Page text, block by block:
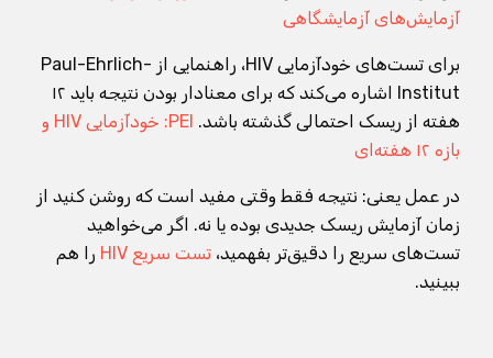
آزمایش‌های آزمایشگاهی
برای تست‌های خودآزمایی HIV، راهنمایی از Paul-Ehrlich-
Institut اشاره می‌کند که برای معنادار بودن نتیجه باید ۱۲
هفته از ریسک احتمالی گذشته باشد.
PEI: خودآزمایی HIV و
بازه ۱۲ هفته‌ای
در عمل یعنی: نتیجه فقط وقتی مفید است که روشن کنید از
زمان آزمایش ریسک جدیدی بوده یا نه. اگر می‌خواهید
تست‌های سریع را دقیق‌تر بفهمید، تست سریع HIV
را هم
ببینید.